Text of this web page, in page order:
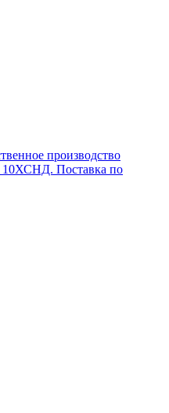
производство
10ХСНД. Поставка по